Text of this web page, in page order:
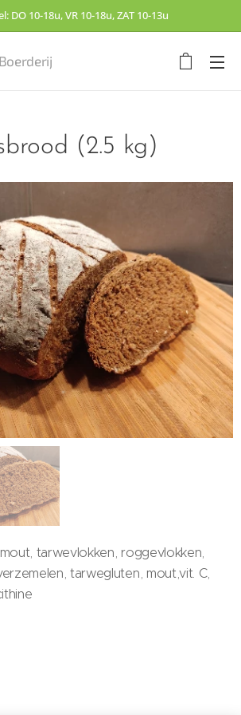
DO 10-18u, VR 10-18u, ZAT 10-13u
(2.5 kg)
tarwevlokken, roggevlokken,
tarwegluten, mout,vit. C,